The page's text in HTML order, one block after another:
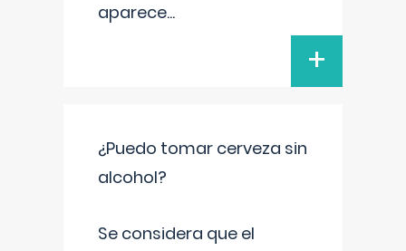
aparece...
+
¿Puedo tomar cerveza sin
alcohol?
Se considera que el